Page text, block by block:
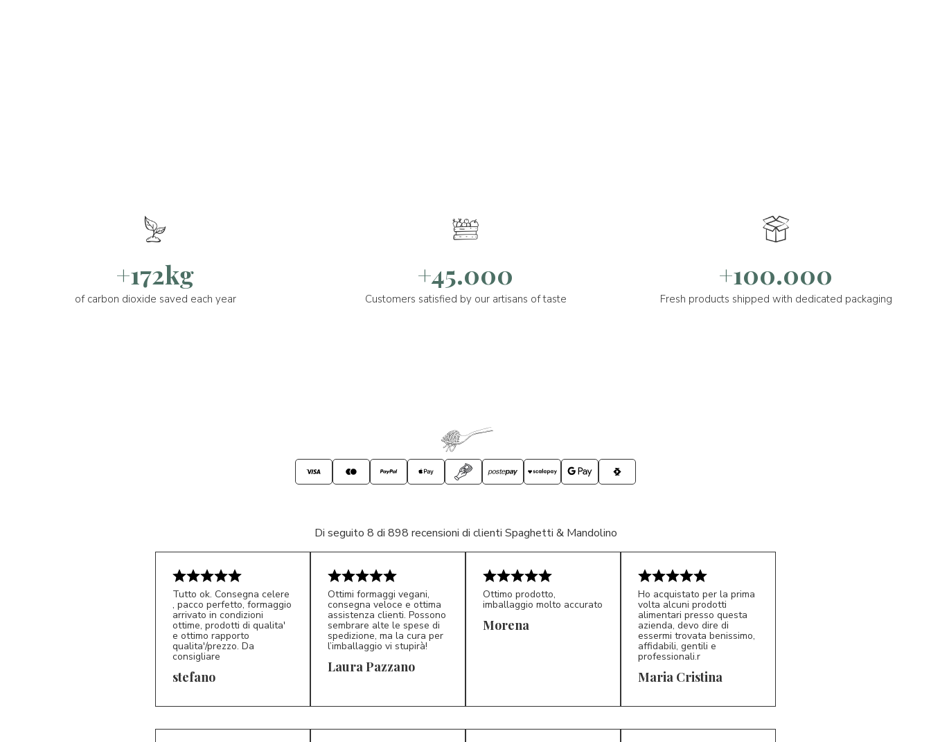
+172kg
of carbon dioxide saved each year
+45.000
Customers satisfied by our artisans of taste
+100.000
Fresh products shipped with dedicated packaging
Di seguito 8 di 898 recensioni di clienti Spaghetti & Mandolino
S*
Tutto ok. Consegna celere
, pacco perfetto, formaggio
arrivato in condizioni
ottime, prodotti di qualita'
e ottimo rapporto
qualita'/prezzo. Da
consigliare
stefano LP 5/5
Ottimi formaggi vegani,
consegna veloce e ottima
assistenza clienti. Possono
sembrare alte le spese di
spedizione, ma la cura per
l’imballaggio vi stupirà!
Laura Pazzano
Ottimo prodotto,
imballaggio molto accurato
Morena
MC 5/5
Ho acquistato per la prima
volta alcuni prodotti
alimentari presso questa
azienda, devo dire di
essermi trovata benissimo,
affidabili, gentili e
professionali.r
Maria Cristina